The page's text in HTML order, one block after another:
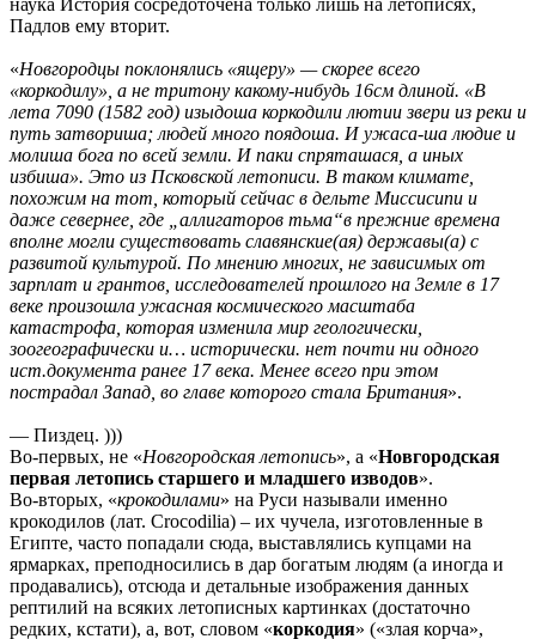
Падлов ему вторит.
«Новгородцы поклонялись «ящеру» — скорее всего
«коркодилу», а не тритону какому-нибудь 16см длиной. «В
лета 7090 (1582 год) изыдоша коркодили лютии звери из реки и
путь затвориша; людей много поядоша. И ужаса-ша людие и
молиша бога по всей земли. И паки спряташася, а иных
избиша». Это из Псковской летописи. В таком климате,
похожим на тот, который сейчас в дельте Миссисипи и
даже севернее, где „аллигаторов тьма“в прежние времена
вполне могли существовать славянские(ая) державы(а) с
развитой культурой. По мнению многих, не зависимых от
зарплат и грантов, исследователей прошлого на Земле в 17
веке произошла ужасная космического масштаба
катастрофа, которая изменила мир геологически,
зоогеографически и… исторически. нет почти ни одного
ист.документа ранее 17 века. Менее всего при этом
пострадал Запад, во главе которого стала Британия».
— Пиздец. )))
Во-первых, не «Новгородская летопись», а «Новгородская
первая летопись старшего и младшего изводов».
Во-вторых, «крокодилами» на Руси называли именно
крокодилов (лат. Crocodilia) – их чучела, изготовленные в
Египте, часто попадали сюда, выставлялись купцами на
ярмарках, преподносились в дар богатым людям (а иногда и
продавались), отсюда и детальные изображения данных
рептилий на всяких летописных картинках (достаточно
редких, кстати), а, вот, словом «коркодия» («злая корча»,